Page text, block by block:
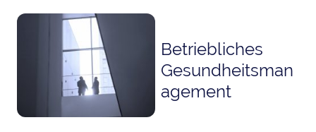
Betriebliches
Gesundheitsman
agement